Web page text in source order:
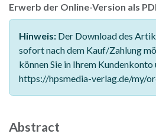
Erwerb der Online-Version als
Hinweis: Der Download des
sofort nach dem Kauf/Zahlung
können Sie in Ihrem Kundenkonto
https://hpsmedia-verlag.de/my/
Abstract